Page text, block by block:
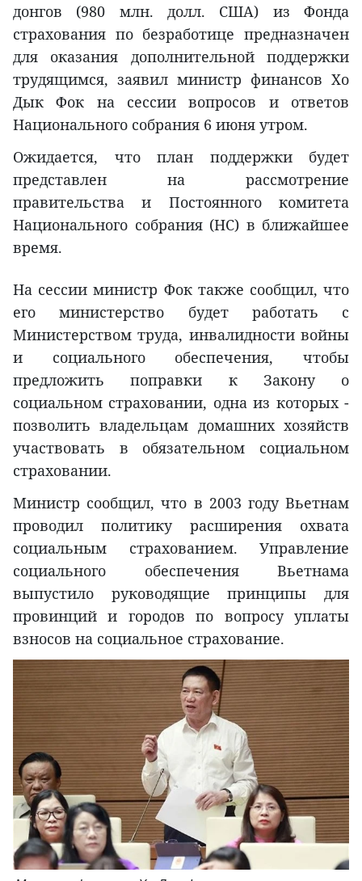
донгов (980 млн. долл. США) из Фонда
страхования по безработице предназначен
для оказания дополнительной поддержки
трудящимся, заявил министр финансов Хо
Дык Фок на сессии вопросов и ответов
Национального собрания 6 июня утром.
Ожидается, что план поддержки будет
представлен на рассмотрение
правительства и Постоянного комитета
Национального собрания (НС) в ближайшее
время.
На сессии министр Фок также сообщил, что
его министерство будет работать с
Министерством труда, инвалидности войны
и социального обеспечения, чтобы
предложить поправки к Закону о
социальном страховании, одна из которых -
позволить владельцам домашних хозяйств
участвовать в обязательном социальном
страховании.
Министр сообщил, что в 2003 году Вьетнам
проводил политику расширения охвата
социальным страхованием. Управление
социального обеспечения Вьетнама
выпустило руководящие принципы для
провинций и городов по вопросу уплаты
взносов на социальное страхование.